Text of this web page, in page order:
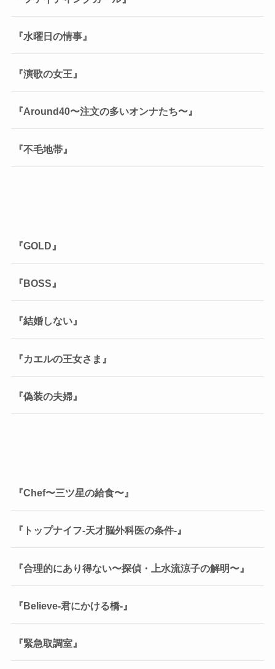
『水曜日の情事』
『演歌の女王』
『Around40〜注文の多いオンナたち〜』
『不毛地帯』
『GOLD』
『BOSS』
『結婚しない』
『カエルの王女さま』
『偽装の夫婦』
『Chef〜三ツ星の給食〜』
『トップナイフ-天才脳外科医の条件-』
『合理的にあり得ない〜探偵・上水流涼子の解明〜』
『Believe-君にかける橋-』
『緊急取調室』